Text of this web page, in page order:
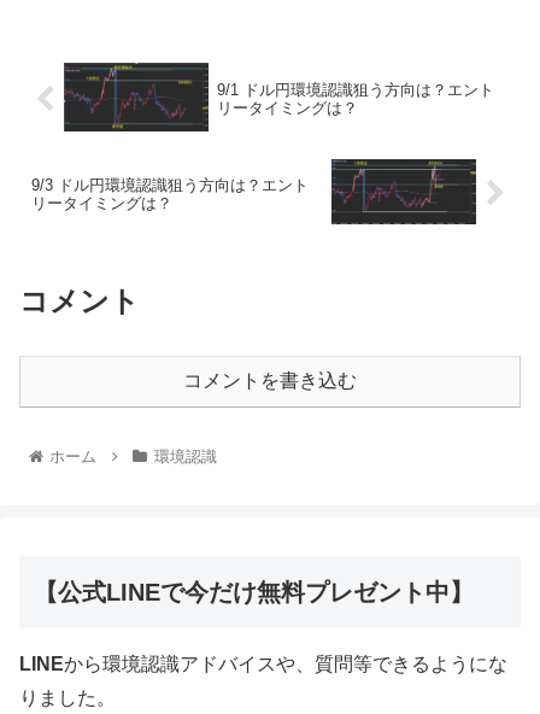
9/1 ドル円環境認識狙う方向は？エント
リータイミングは？
9/3 ドル円環境認識狙う方向は？エント
リータイミングは？
コメント
コメントを書き込む
ホーム 環境認識
【公式LINEで今だけ無料プレゼント中】
LINEから環境認識アドバイスや、質問等できるようにな
りました。